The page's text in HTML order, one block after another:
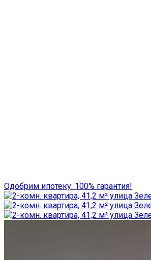
Одобрим ипотеку. 100% гарантия!